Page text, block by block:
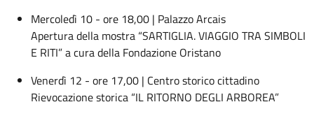
Mercoledì 10 - ore 18,00 | Palazzo Arcais
Apertura della mostra “SARTIGLIA. VIAGGIO TRA SIMBOLI
E RITI” a cura della Fondazione Oristano
Venerdì 12 - ore 17,00 | Centro storico cittadino
Rievocazione storica “IL RITORNO DEGLI ARBOREA”